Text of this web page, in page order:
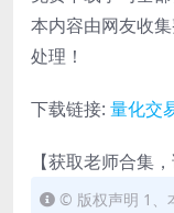
本内容由网友收
处理！
下载链接: 量化交
【获取老师合集
© 版权声明 1、